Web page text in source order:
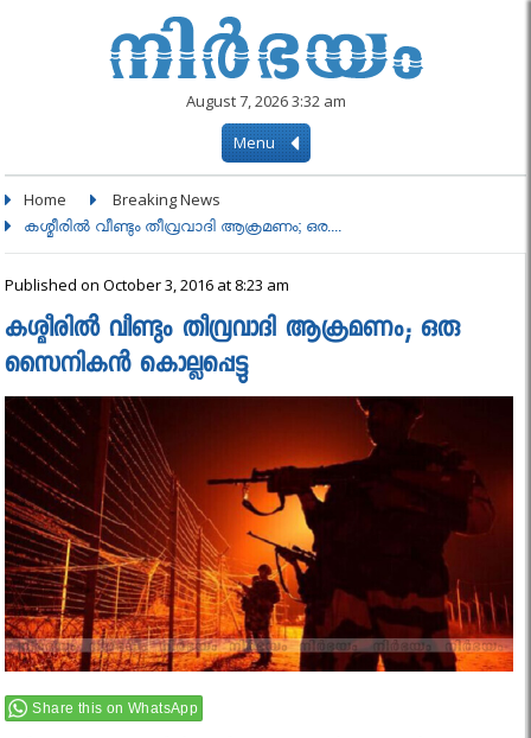
August 7, 2026 3:32 am
Menu
Home Breaking News
കശ്മീരില്‍ വീണ്ടും തീവ്രവാദി ആക്രമണം; ഒര....
Published on October 3, 2016 at 8:23 am
കശ്മീരില്‍ വീണ്ടും തീവ്രവാദി ആക്രമണം; ഒരു
സൈനികന്‍ കൊല്ലപ്പെട്ടു
Share this on WhatsApp